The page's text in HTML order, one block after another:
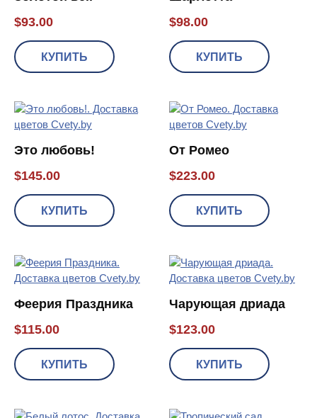
$93.00
КУПИТЬ
$98.00
КУПИТЬ
Это любовь!
$145.00
КУПИТЬ
От Ромео
$223.00
КУПИТЬ
Феерия Праздника
$115.00
КУПИТЬ
Чарующая дриада
$123.00
КУПИТЬ